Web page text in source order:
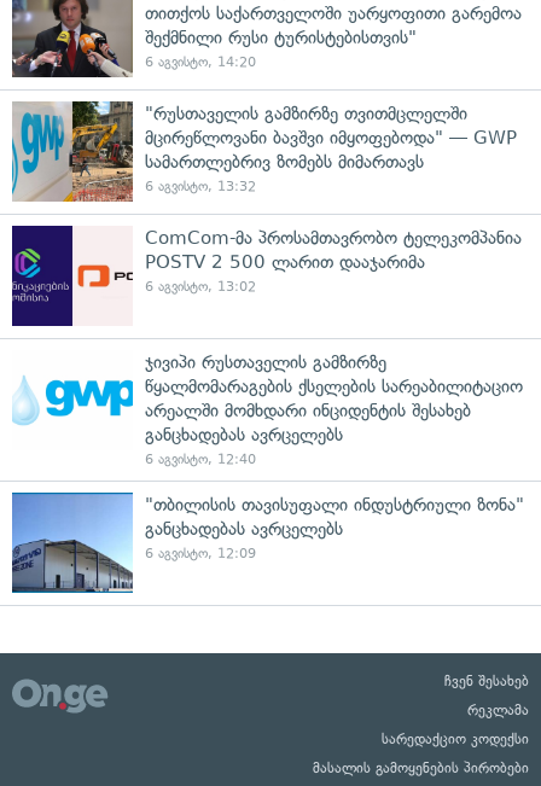
თითქოს საქართველოში უარყოფითი გარემოა
შექმნილი რუსი ტურისტებისთვის"
6 აგვისტო, 14:20
"რუსთაველის გამზირზე თვითმცლელში
მცირეწლოვანი ბავშვი იმყოფებოდა" — GWP
სამართლებრივ ზომებს მიმართავს
6 აგვისტო, 13:32
ComCom-მა პროსამთავრობო ტელეკომპანია
POSTV 2 500 ლარით დააჯარიმა
6 აგვისტო, 13:02
ჯივიპი რუსთაველის გამზირზე
წყალმომარაგების ქსელების სარეაბილიტაციო
არეალში მომხდარი ინციდენტის შესახებ
განცხადებას ავრცელებს
6 აგვისტო, 12:40
"თბილისის თავისუფალი ინდუსტრიული ზონა"
განცხადებას ავრცელებს
6 აგვისტო, 12:09
ჩვენ შესახებ
რეკლამა
სარედაქციო კოდექსი
მასალის გამოყენების პირობები